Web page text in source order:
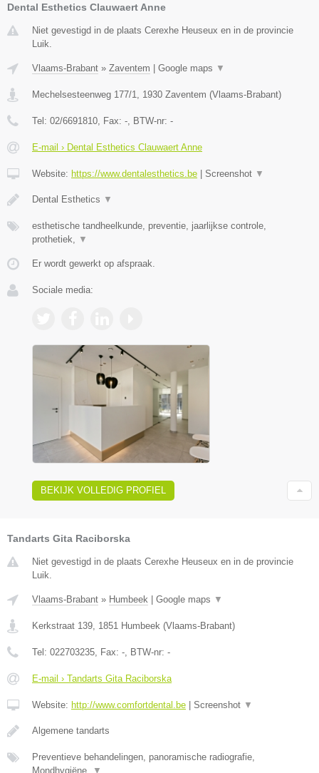
Dental Esthetics Clauwaert Anne
Niet gevestigd in de plaats Cerexhe Heuseux en in de provincie
Luik.
Vlaams-Brabant » Zaventem Google maps ▼
Mechelsesteenweg 177/1, 1930 Zaventem (Vlaams-Brabant)
Tel: 02/6691810, Fax: -, BTW-nr: -
E-mail › Dental Esthetics Clauwaert Anne
Website: https://www.dentalesthetics.be Screenshot ▼
Dental Esthetics ▼
esthetische tandheelkunde, preventie, jaarlijkse controle,
prothetiek, ▼
Er wordt gewerkt op afspraak.
Sociale media:
BEKIJK VOLLEDIG PROFIEL
Tandarts Gita Raciborska
Niet gevestigd in de plaats Cerexhe Heuseux en in de provincie
Luik.
Vlaams-Brabant » Humbeek Google maps ▼
Kerkstraat 139 1851 Humbeek (Vlaams-Brabant)
Tel: 022703235 , Fax: - , BTW-nr: -
E-mail › Tandarts Gita Raciborska
Website: http://www.comfortdental.be Screenshot ▼
Algemene tandarts
Preventieve behandelingen, panoramische radiografie,
Mondhygiëne,
▼